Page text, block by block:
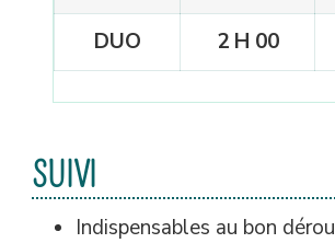
DUO
2 H 00
SUIVI
Indispensables au bon